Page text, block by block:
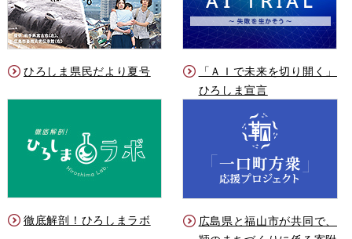
ひろしま県民だより夏号
「ＡＩで未来を切り開く」
ひろしま宣言
徹底解剖！ひろしまラボ
広島県と福山市が共同で、